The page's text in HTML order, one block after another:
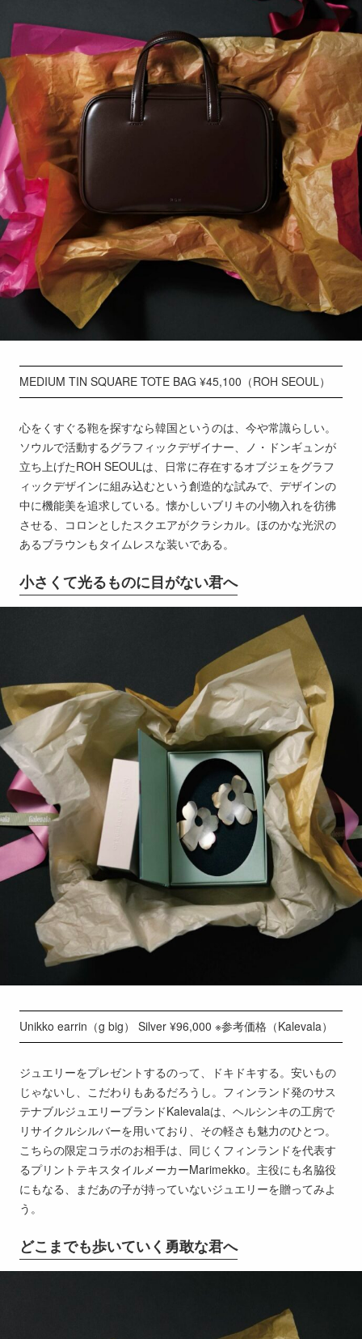
MEDIUM TIN SQUARE TOTE BAG ¥45,100（ROH SEOUL）
心をくすぐる鞄を探すなら韓国というのは、今や常識らしい。
ソウルで活動するグラフィックデザイナー、ノ・ドンギュンが
立ち上げたROH SEOULは、日常に存在するオブジェをグラフ
ィックデザインに組み込むという創造的な試みで、デザインの
中に機能美を追求している。懐かしいブリキの小物入れを彷彿
させる、コロンとしたスクエアがクラシカル。ほのかな光沢の
あるブラウンもタイムレスな装いである。
小さくて光るものに目がない君へ
Unikko earrin（g big） Silver ¥96,000 ※参考価格（Kalevala）
ジュエリーをプレゼントするのって、ドキドキする。安いもの
じゃないし、こだわりもあるだろうし。フィンランド発のサス
テナブルジュエリーブランドKalevalaは、ヘルシンキの工房で
リサイクルシルバーを用いており、その軽さも魅力のひとつ。
こちらの限定コラボのお相手は、同じくフィンランドを代表す
るプリントテキスタイルメーカーMarimekko。主役にも名脇役
にもなる、まだあの子が持っていないジュエリーを贈ってみよ
う。
どこまでも歩いていく勇敢な君へ